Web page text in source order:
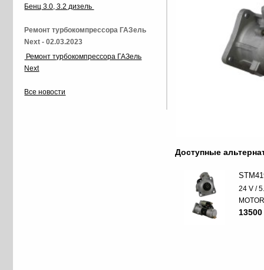
Доступные
24 V /
Бенц 3.0, 3.2 дизель
Ремонт турбокомпрессора ГАЗель
Next - 02.03.2023
Ремонт турбокомпрессора ГАЗель
Next
Все новости